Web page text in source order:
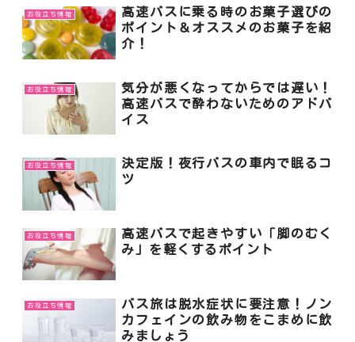
お役立ち情報
高速バスに乗る時のお菓子選びの
ポイント＆オススメのお菓子を紹
介！
お役立ち情報
気分が悪くなってからでは遅い！
高速バスで酔わないためのアドバ
イス
お役立ち情報
決定版！夜行バスの車内で眠るコ
ツ
お役立ち情報
高速バスで起きやすい「脚のむく
み」を軽くするポイント
お役立ち情報
バス旅は脱水症状に要注意！ノン
カフェインの飲み物をこまめに飲
みましょう